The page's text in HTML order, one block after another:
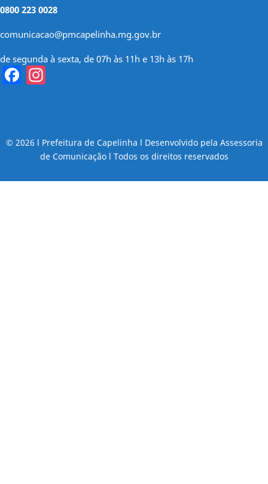
0800 223 0028
comunicacao@pmcapelinha.mg.gov.br
de segunda à sexta, de 07h às 11h e 13h às 17h
Facebook
© 2026 l Prefeitura de Capelinha l Desenvolvido pela Assessoria
de Comunicação l Todos os direitos reservados